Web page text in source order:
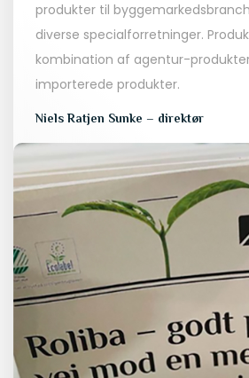
produkter til
diverse specialforretninger.
kombination af agentur-
importerede produkter.
Niels Ratjen Sunke – direktør